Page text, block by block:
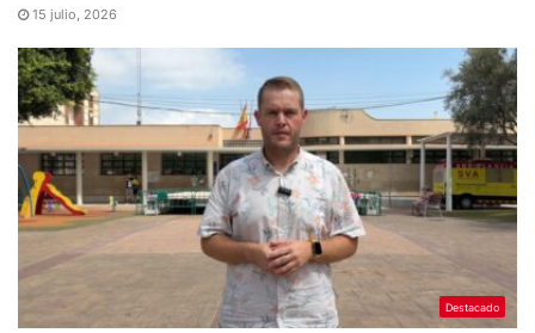
15 julio, 2026
Destacado